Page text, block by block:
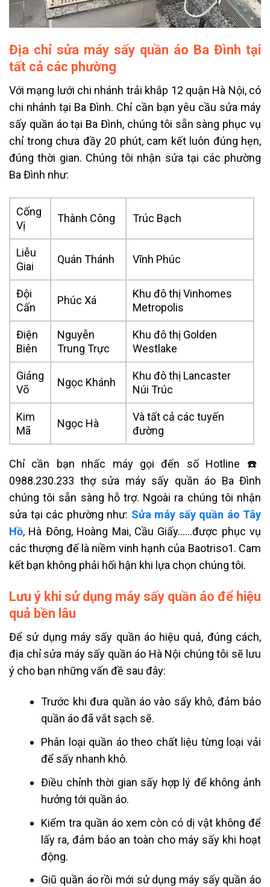
Địa chỉ sửa máy sấy quần áo Ba Đình tại
tất cả các phường
Với mạng lưới chi nhánh trải khắp 12 quận Hà Nội, có
chi nhánh tại Ba Đình. Chỉ cần bạn yêu cầu sửa máy
sấy quần áo tại Ba Đình, chúng tôi sẵn sàng phục vụ
chỉ trong chưa đầy 20 phút, cam kết luôn đúng hẹn,
đúng thời gian. Chúng tôi nhận sửa tại các phường
Ba Đình như:
Cống
Vị
Thành Công Trúc Bạch
Liễu
Giai
Quán Thánh Vĩnh Phúc
Đội
Cấn
Phúc Xá
Khu đô thị Vinhomes
Metropolis
Điện
Biên
Nguyễn
Trung Trực
Khu đô thị Golden
Westlake
Giảng
Võ
Ngọc Khánh
Khu đô thị Lancaster
Núi Trúc
Kim
Mã
Ngọc Hà
Và tất cả các tuyến
đường
Chỉ cần bạn nhấc máy gọi đến số Hotline ☎️
0988.230.233 thợ sửa máy sấy quần áo Ba Đình
chúng tôi sẵn sàng hỗ trợ. Ngoài ra chúng tôi nhận
sửa tại các phường như: Sửa máy sấy quần áo Tây
Hồ, Hà Đông, Hoàng Mai, Cầu Giấy……được phục vụ
các thượng đế là niềm vinh hạnh của Baotriso1. Cam
kết bạn không phải hối hận khi lựa chọn chúng tôi.
Lưu ý khi sử dụng máy sấy quần áo để hiệu
quả bền lâu
Để sử dụng máy sấy quần áo hiệu quả, đúng cách,
địa chỉ sửa máy sấy quần áo Hà Nội chúng tôi sẽ lưu
ý cho bạn những vấn đề sau đây:
Trước khi đưa quần áo vào sấy khô, đảm bảo
quần áo đã vắt sạch sẽ.
Phân loại quần áo theo chất liệu từng loại vải
để sấy nhanh khô.
Điều chỉnh thời gian sấy hợp lý để không ảnh
hưởng tới quần áo.
Kiểm tra quần áo xem còn có dị vật không để
lấy ra, đảm bảo an toàn cho máy sấy khi hoạt
động.
Giũ quần áo rồi mới sử dụng máy sấy quần áo